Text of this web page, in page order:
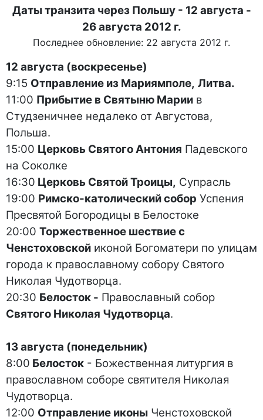
Даты транзита через Польшу - 12 августа -
26 августа 2012 г.
Последнее обновление: 22 августа 2012 г.
12 августа (воскресенье)
9:15 Отправление из Мариямполе, Литва.
11:00 Прибытие в Святыню Марии в
Студзеничнее недалеко от Августова,
Польша.
15:00 Церковь Святого Антония Падевского
на Соколке
16:30 Церковь Святой Троицы, Супрасль
19:00 Римско-католический собор Успения
Пресвятой Богородицы в Белостоке
20:00 Торжественное шествие с
Ченстоховской иконой Богоматери по улицам
города к православному собору Святого
Николая Чудотворца.
20:30 Белосток - Православный собор
Святого Николая Чудотворца.
13 августа (понедельник)
8:00 Белосток - Божественная литургия в
православном соборе святителя Николая
Чудотворца.
12:00 Отправление иконы Ченстоховской